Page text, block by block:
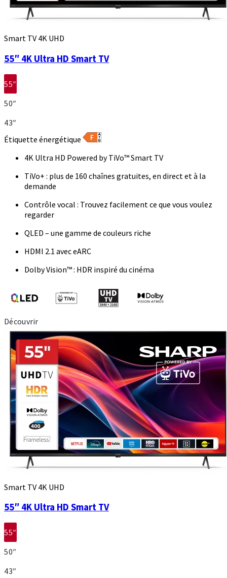
Smart TV 4K UHD
55″ 4K Ultra HD Smart TV
55″
50″
43″
Étiquette énergétique
4K Ultra HD Powered by TiVo™ Smart TV
TiVo+ : plus de 160 chaînes gratuites, en direct et à la
demande
Contrôle vocal : Trouvez facilement ce que vous voulez
regarder
QLED – une gamme de couleurs riche
HDMI 2.1 avec eARC
Dolby Vision™ : HDR inspiré du cinéma
Découvrir
Smart TV 4K UHD
55″ 4K Ultra HD Smart TV
55″
50″
43″